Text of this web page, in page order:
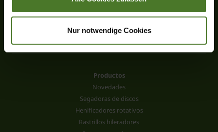
Nur notwendige Cookies
Productos
Novedades
Segadoras de discos
Henificadores rotativos
Rastrillos hileradores